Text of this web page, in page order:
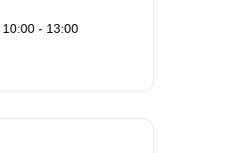
10:00 - 13:00